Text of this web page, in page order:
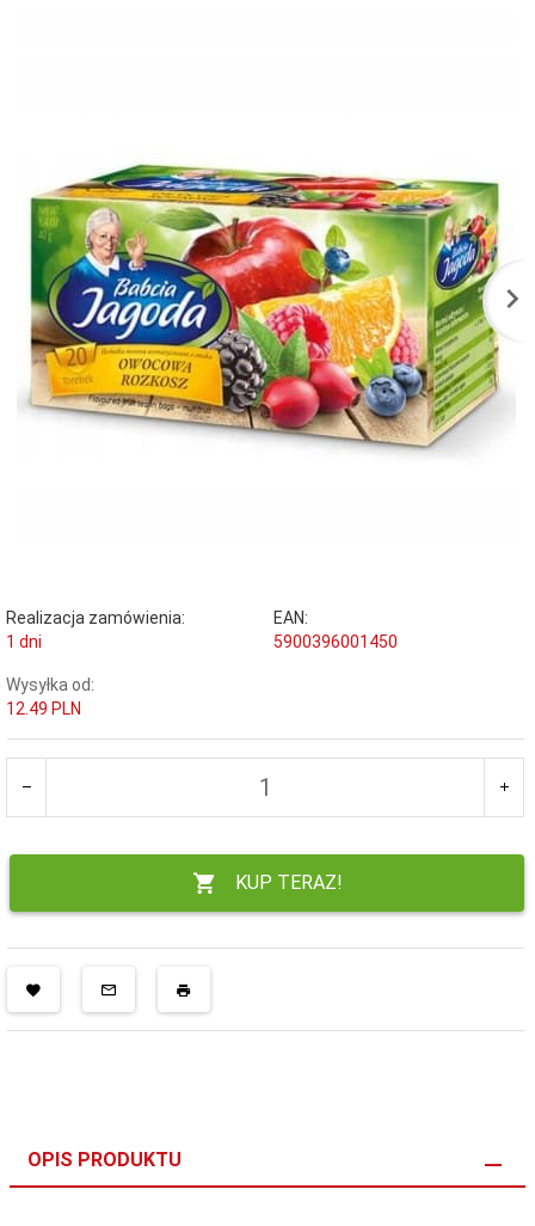
Realizacja zamówienia:
1 dni
EAN:
5900396001450
Wysyłka od:
12.49 PLN
KUP TERAZ!
OPIS PRODUKTU